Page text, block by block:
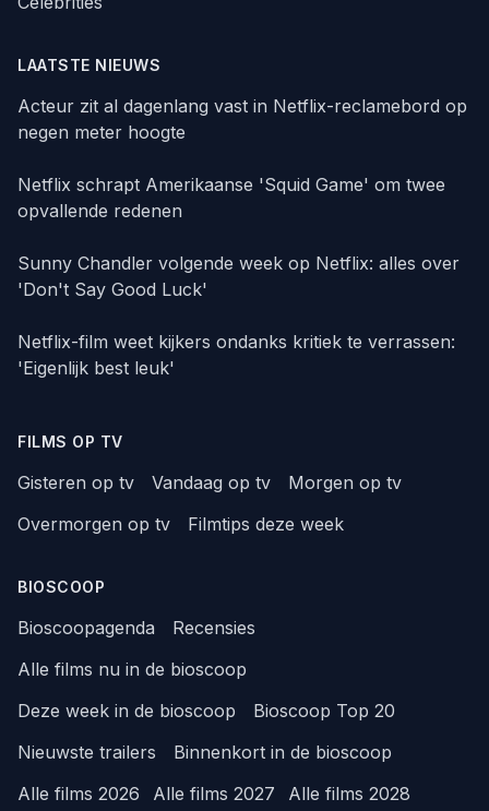
LAATSTE NIEUWS
Acteur zit al dagenlang vast in Netflix-reclamebord op
negen meter hoogte
Netflix schrapt Amerikaanse 'Squid Game' om twee
opvallende redenen
Sunny Chandler volgende week op Netflix: alles over
'Don't Say Good Luck'
Netflix-film weet kijkers ondanks kritiek te verrassen:
'Eigenlijk best leuk'
FILMS OP TV
Gisteren op tv Vandaag op tv
Morgen op tv
Overmorgen op tv
Filmtips deze week
BIOSCOOP
Bioscoopagenda
Recensies
Alle films nu in de bioscoop
Deze week in de bioscoop
Bioscoop Top 20
Nieuwste trailers
Binnenkort in de bioscoop
Alle films 2026
Alle films 2027 Alle films 2028